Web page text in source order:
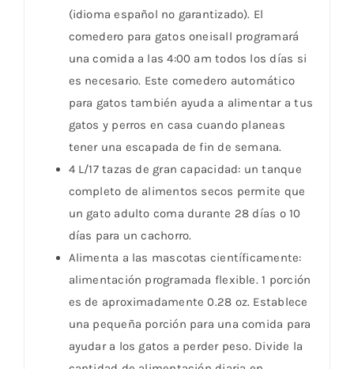
(idioma español no garantizado). El
comedero para gatos oneisall programará
una comida a las 4:00 am todos los días si
es necesario. Este comedero automático
para gatos también ayuda a alimentar a tus
gatos y perros en casa cuando planeas
tener una escapada de fin de semana.
4 L/17 tazas de gran capacidad: un tanque
completo de alimentos secos permite que
un gato adulto coma durante 28 días o 10
días para un cachorro.
Alimenta a las mascotas científicamente:
alimentación programada flexible. 1 porción
es de aproximadamente 0.28 oz. Establece
una pequeña porción para una comida para
ayudar a los gatos a perder peso. Divide la